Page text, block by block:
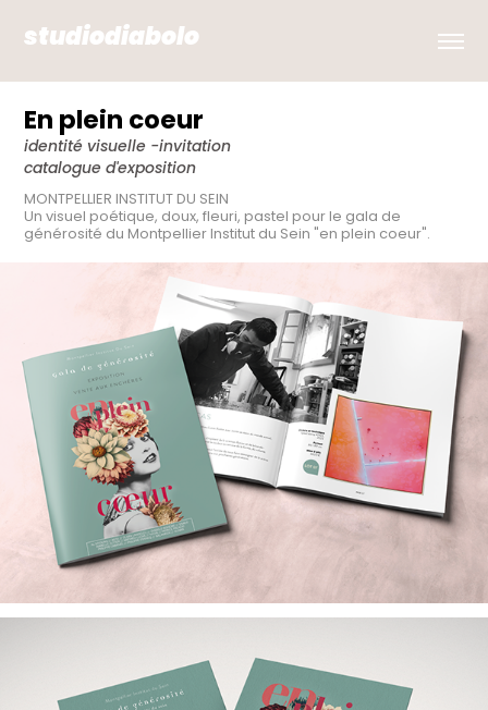
studiodiabolo
En plein coeur
identité visuelle -invitation
catalogue d'exposition
MONTPELLIER INSTITUT DU SEIN
Un visuel poétique, doux, fleuri, pastel pour le gala de
générosité du Montpellier Institut du Sein "en plein coeur".